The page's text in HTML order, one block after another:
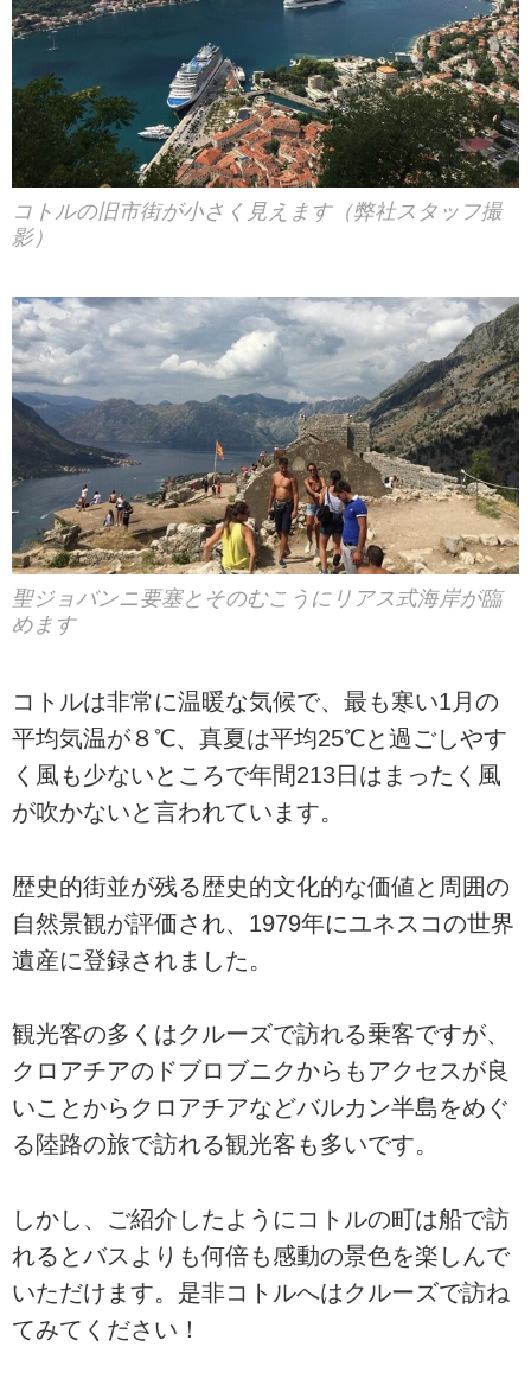
コトルの旧市街が小さく見えます（弊社スタッフ撮
影）
聖ジョバンニ要塞とそのむこうにリアス式海岸が臨
めます
コトルは非常に温暖な気候で、最も寒い1月の
平均気温が８℃、真夏は平均25℃と過ごしやす
く風も少ないところで年間213日はまったく風
が吹かないと言われています。
歴史的街並が残る歴史的文化的な価値と周囲の
自然景観が評価され、1979年にユネスコの世界
遺産に登録されました。
観光客の多くはクルーズで訪れる乗客ですが、
クロアチアのドブロブニクからもアクセスが良
いことからクロアチアなどバルカン半島をめぐ
る陸路の旅で訪れる観光客も多いです。
しかし、ご紹介したようにコトルの町は船で訪
れるとバスよりも何倍も感動の景色を楽しんで
いただけます。是非コトルへはクルーズで訪ね
てみてください！